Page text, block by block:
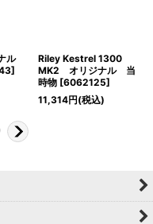
ル
]
Riley Kestrel 1300
MK2 オリジナル 当
時物 [6062125]
11,314円(税込)